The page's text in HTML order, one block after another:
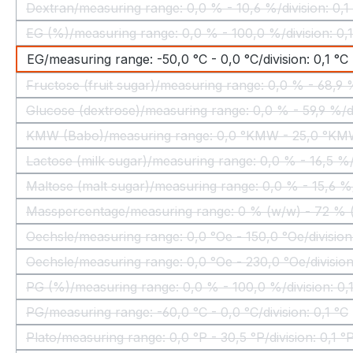
Dextran/measuring range: 0,0 % - 10,6 %/division: 0,1
(Questa opzione non è al
EG (%)/measuring range: 0,0 % - 100,0 %/division:
(Questa opzione non è al
EG/measuring range: -50,0 °C - 0,0 °C/division: 0,1 °C
Fructose (fruit sugar)/measuring range: 0,0 % - 68,9
(Questa opzione non
Glucose (dextrose)/measuring range: 0,0 % - 59,9 %/
(Questa opzione non è
KMW (Babo)/measuring range: 0,0 °KMW - 25,0
(Questa opzione
Lactose (milk sugar)/measuring range: 0,0 % - 16,5
(Questa opzione non
Maltose (malt sugar)/measuring range: 0,0 % - 15,6
(Questa opzione non
Masspercentage/measuring range: 0 % (w/w) - 72 %
(Questa
Oechsle/measuring range: 0,0 °Oe - 150,0 °Oe/
(Questa opzione non è al
Oechsle/measuring range: 0,0 °Oe - 230,0 °Oe/
(Questa opzione non è al
PG (%)/measuring range: 0,0 % - 100,0 %/division:
(Questa opzione non è al
PG/measuring range: -60,0 °C - 0,0 °C/division: 0,1 °C
(Questa opzione non è al
Plato/measuring range: 0,0 °P - 30,5 °P/division: 0,1
(Questa opzione non è al